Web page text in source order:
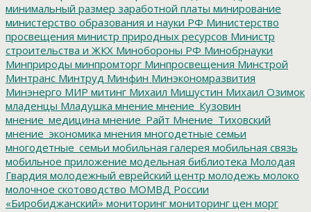
минимальный размер заработной платы минирование
министерство образования и науки РФ Министерство
просвещения министр природных ресурсов Министр
строительства и ЖКХ Минобороны РФ Минобрнауки
Минприроды минпромторг Минпросвещения Минстрой
Минтранс Минтруд Минфин Минэкономразвития
Минэнерго МИР митинг Михаил Мишустин Михаил Озимок
младенцы Младушка мнение мнение_Кузовин
мнение_медицина мнение_Райт Мнение_Тиховский
мнение_экономика мнения многодетные семьи
многодетные_семьи мобильная галерея мобильная связь
мобильное приложение модельная библиотека Молодая
Гвардия молодежный еврейский центр молодежь молоко
молочное скотоводство МОМВД России
«Биробиджанский» мониторинг мониторинг цен морг